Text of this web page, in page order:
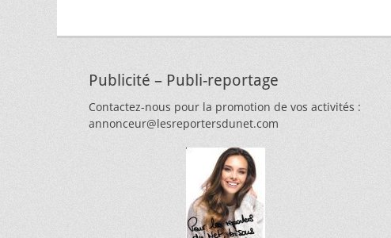
Publicité – Publi-reportage
Contactez-nous pour la promotion de vos activités :
annonceur@lesreportersdunet.com